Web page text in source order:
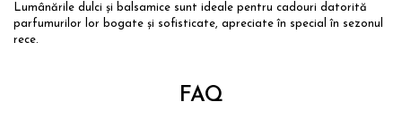
Lumânările dulci și balsamice sunt ideale pentru cadouri datorită
parfumurilor lor bogate și sofisticate, apreciate în special în sezonul
rece.
FAQ